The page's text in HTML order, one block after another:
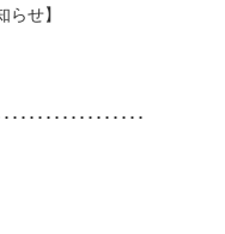
らせ】
････････････････